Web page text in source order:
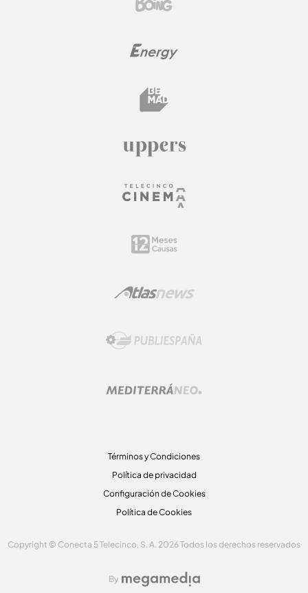
Términos y Condiciones
Política de privacidad
Configuración de Cookies
Política de Cookies
Copyright © Conecta 5 Telecinco, S. A. 2026 Todos los derechos reservados
By